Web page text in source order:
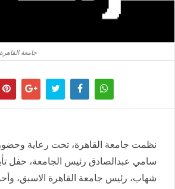
جامعة
نظمت جامعة القاهرة، تحت رعاية
سامي عبدالصادق رئيس الجامعة، حفل
شهاب، رئيس جامعة القاهرة الاسبق،